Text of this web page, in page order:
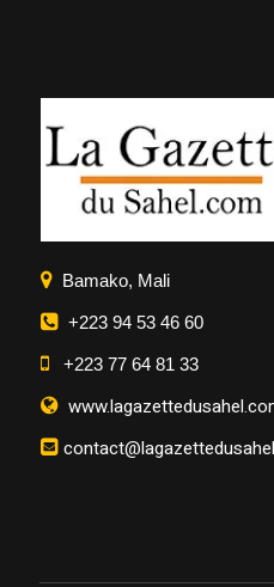
Bamako, Mali
+223 94 53 46 60
+223 77 64 81 33